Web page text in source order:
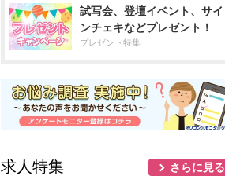
試写会、登壇イベント、サイ
ンチェキなどプレゼント！
プレゼント特集
求人特集 さらに見る